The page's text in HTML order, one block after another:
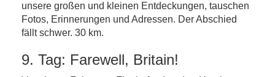
unsere großen und kleinen Entdeckungen, tauschen
Fotos, Erinnerungen und Adressen. Der Abschied
fällt schwer. 30 km.
9. Tag: Farewell, Britain!